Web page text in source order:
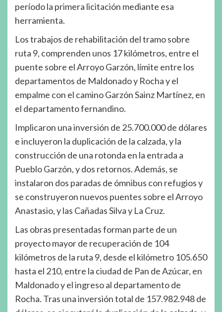
período la primera licitación mediante esa
herramienta.
Los trabajos de rehabilitación del tramo sobre
ruta 9, comprenden unos 17 kilómetros, entre el
puente sobre el Arroyo Garzón, límite entre los
departamentos de Maldonado y Rocha y el
empalme con el camino Garzón Sainz Martínez, en
el departamento fernandino.
Implicaron una inversión de 25.700.000 de dólares
e incluyeron la duplicación de la calzada, y la
construcción de una rotonda en la entrada a
Pueblo Garzón, y dos retornos. Además, se
instalaron dos paradas de ómnibus con refugios y
se construyeron nuevos puentes sobre el Arroyo
Anastasio, y las Cañadas Silva y La Cruz.
Las obras presentadas forman parte de un
proyecto mayor de recuperación de 104
kilómetros de la ruta 9, desde el kilómetro 105.650
hasta el 210, entre la ciudad de Pan de Azúcar, en
Maldonado y el ingreso al departamento de
Rocha. Tras una inversión total de 157.982.948 de